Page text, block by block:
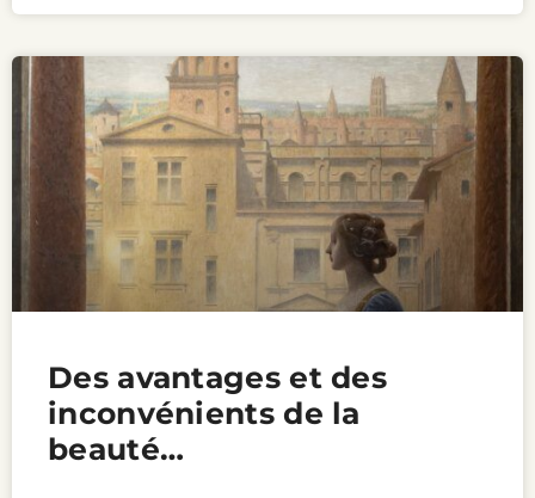
Des avantages et des
inconvénients de la
beauté…